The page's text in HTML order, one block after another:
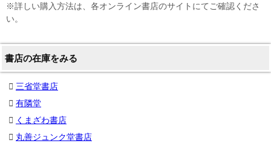
※詳しい購入方法は、各オンライン書店のサイトにてご確認くださ
い。
書店の在庫をみる
三省堂書店
有隣堂
くまざわ書店
丸善ジュンク堂書店